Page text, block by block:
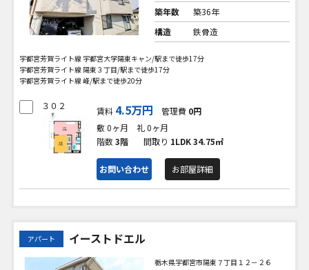
築年数
築36年
構造
鉄骨造
宇都宮芳賀ライト線 宇都宮大学陽東キャン/駅まで徒歩17分
宇都宮芳賀ライト線 陽東３丁目/駅まで徒歩17分
宇都宮芳賀ライト線 峰/駅まで徒歩20分
３０２ 賃料 4.5万円 管理費 0円
敷 0ヶ月
礼 0ヶ月
階数3階 間取り 1LDK34.75㎡
お問い合わせ お部屋詳細
アパート イーストドエル
栃木県宇都宮市陽東７丁目１２－２６